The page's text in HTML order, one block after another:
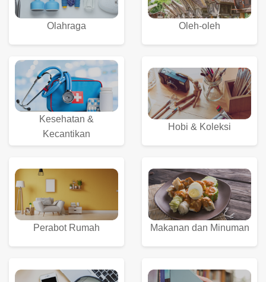
Olahraga Oleh-oleh
Kesehatan &
Kecantikan
Hobi & Koleksi
Perabot Rumah Makanan dan Minuman